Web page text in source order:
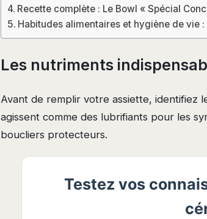
Recette complète : Le Bowl « Spécial
Habitudes alimentaires et hygiène de vie
Les nutriments
Avant de remplir votre assiette, identifiez
agissent comme des lubrifiants pour les
boucliers protecteurs.
Testez vos